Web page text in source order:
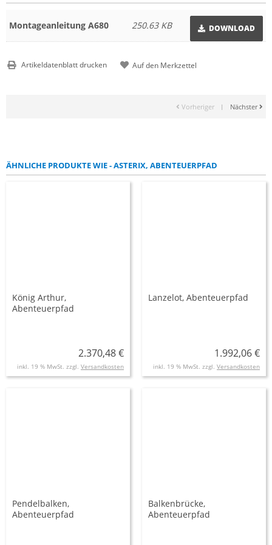
Montageanleitung A680 DOWNLOAD
250.63 KB
Artikeldatenblatt drucken
Vorheriger | Nächster
ÄHNLICHE PRODUKTE WIE - ASTERIX, ABENTEUERPFAD
König Arthur,
Abenteuerpfad
2.370,48 €
inkl. 19 % MwSt. zzgl. Versandkosten
Lanzelot, Abenteuerpfad
1.992,06 €
inkl. 19 % MwSt. zzgl. Versandkosten
Pendelbalken,
Abenteuerpfad
Balkenbrücke,
Abenteuerpfad